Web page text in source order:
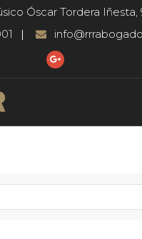
Óscar Tordera Iñesta,